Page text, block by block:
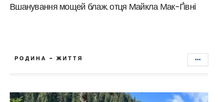
Вшанування мощей блаж. отця Майкла Мак-Ґівні
РОДИНА - ЖИТТЯ